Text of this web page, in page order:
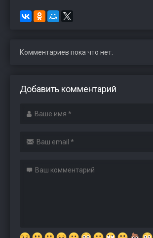
Комментариев пока что нет.
Добавить комментарий